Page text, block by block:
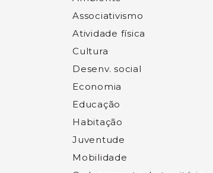
Associativismo
Atividade física
Cultura
Desenv. social
Economia
Educação
Habitação
Juventude
Mobilidade